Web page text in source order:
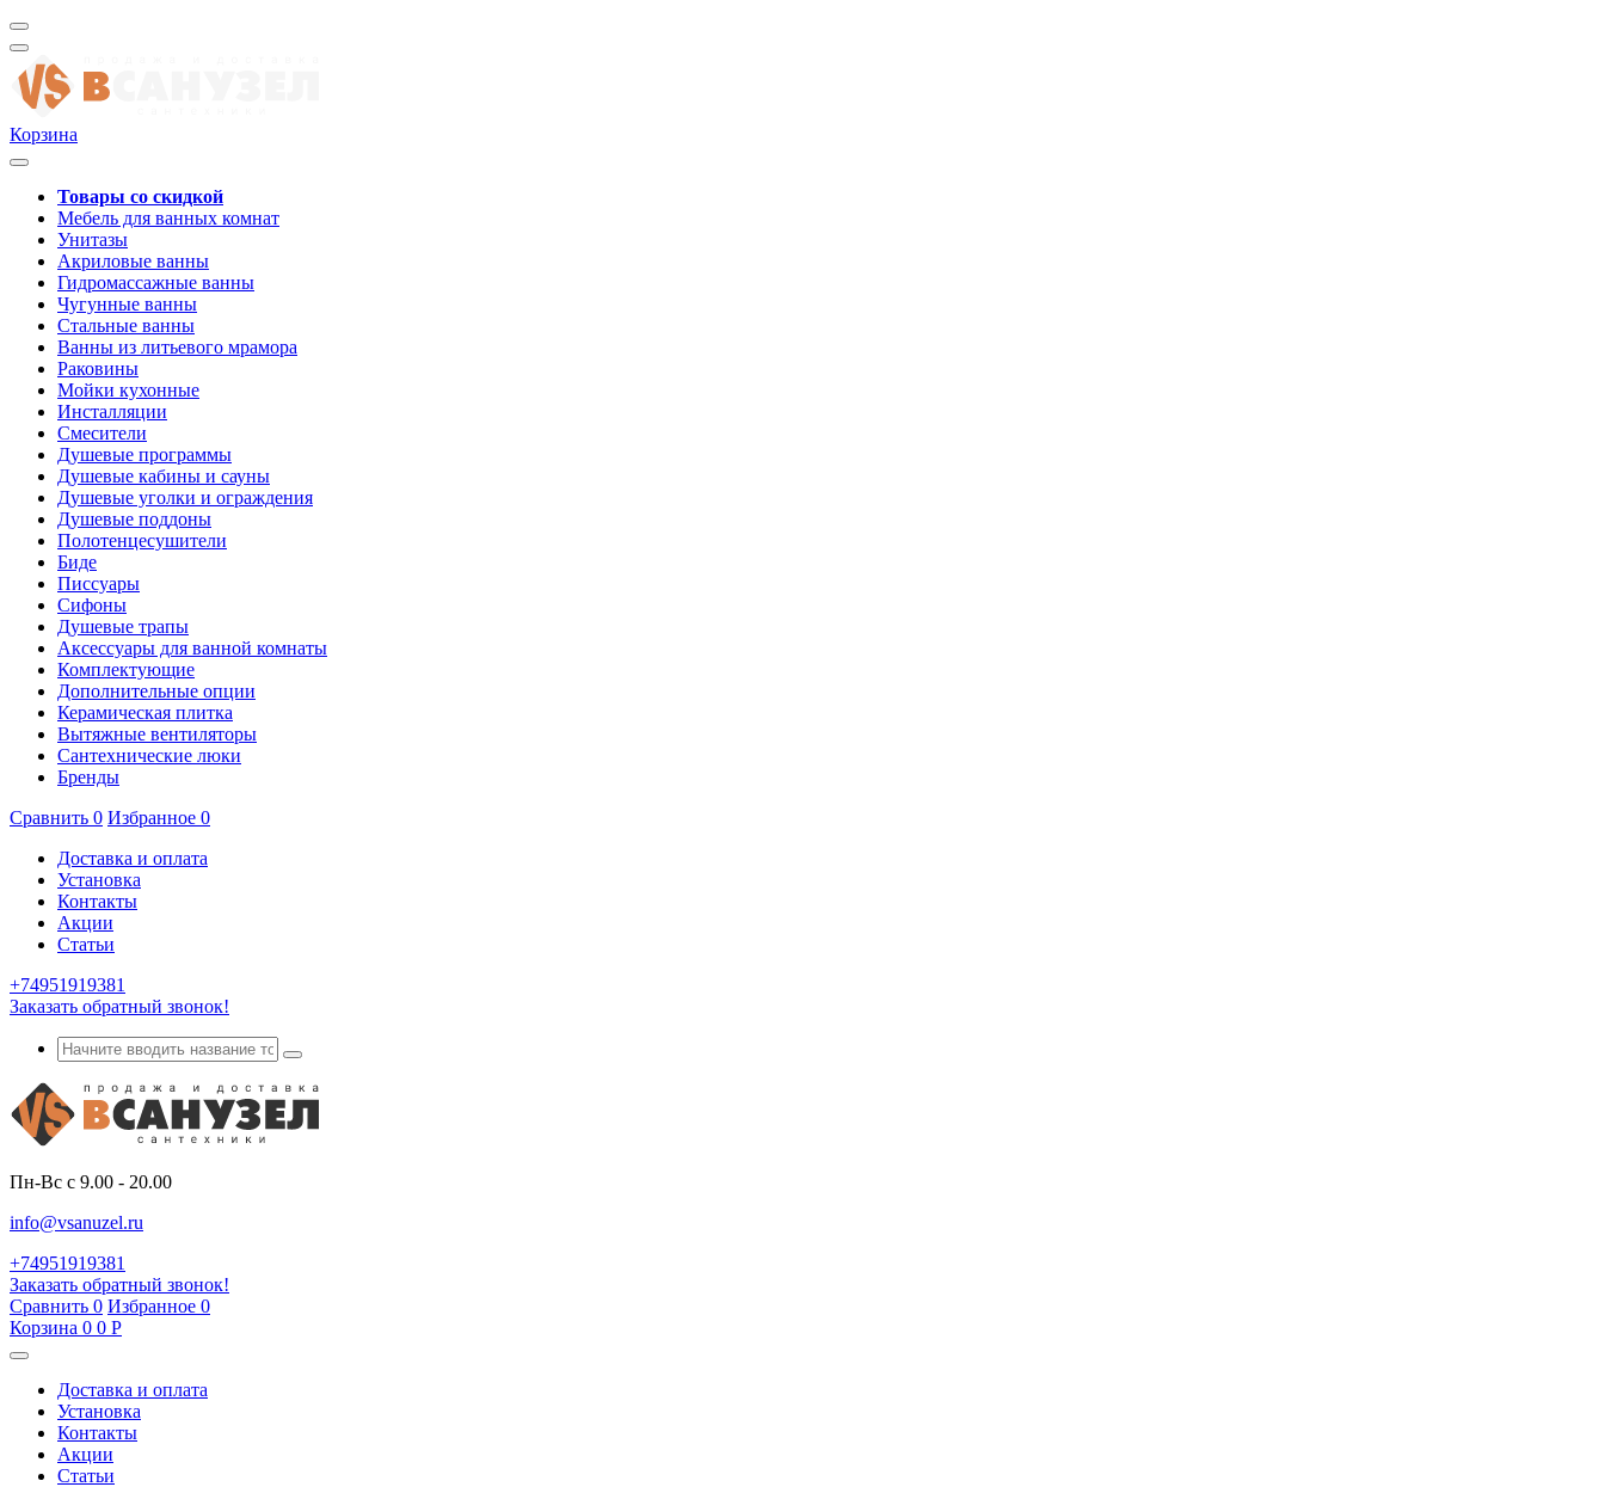
Корзина
Товары со скидкой
Мебель для ванных комнат
Унитазы
Акриловые ванны
Гидромассажные ванны
Чугунные ванны
Стальные ванны
Ванны из литьевого мрамора
Раковины
Мойки кухонные
Инсталляции
Смесители
Душевые программы
Душевые кабины и сауны
Душевые уголки и ограждения
Душевые поддоны
Полотенцесушители
Биде
Писсуары
Сифоны
Душевые трапы
Аксессуары для ванной комнаты
Комплектующие
Дополнительные опции
Керамическая плитка
Вытяжные вентиляторы
Сантехнические люки
Бренды
Сравнить 0 Избранное 0
Доставка и оплата
Установка
Контакты
Акции
Статьи
+74951919381
Заказать обратный звонок!
Пн-Вс с 9.00 - 20.00
info@vsanuzel.ru
+74951919381
Заказать обратный звонок!
Сравнить 0 Избранное 0
Корзина 0 0 Р
Доставка и оплата
Установка
Контакты
Акции
Статьи